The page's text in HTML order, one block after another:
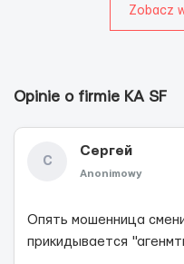
Zobacz
Opinie o firmie KA SF
С
Сергей
Anonimowy
Опять мошенница
прикидывается